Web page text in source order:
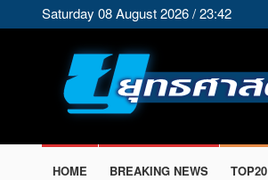
Saturday 08 August 2026 / 23:42
HOME BREAKING NEWS TOP20